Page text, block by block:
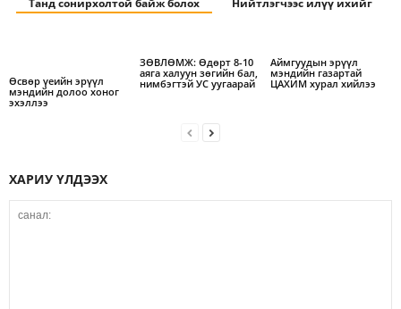
Танд сонирхолтой байж болох Нийтлэгчээс илүү ихийг
Өсвөр үеийн эрүүл
мэндийн долоо хоног
эхэллээ
ЗӨВЛӨМЖ: Өдөрт 8-10
аяга халуун зөгийн бал,
нимбэгтэй УС уугаарай
Аймгуудын эрүүл
мэндийн газартай
ЦАХИМ хурал хийлээ
ХАРИУ ҮЛДЭЭХ